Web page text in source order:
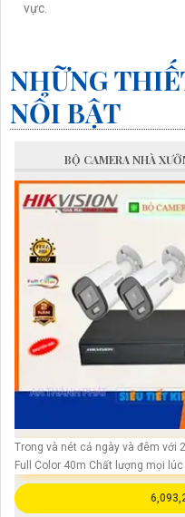
vực.
NHỮNG
NỔI BẬT
BỘ CAMERA NHÀ
Trong và nét cả ngày và đêm với
Full Color 40m Chất lượng mọi